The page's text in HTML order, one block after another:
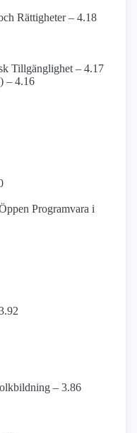
Rättigheter – 4.18
Tillgänglighet – 4.17
– 4.16
Programvara i
– 3.86